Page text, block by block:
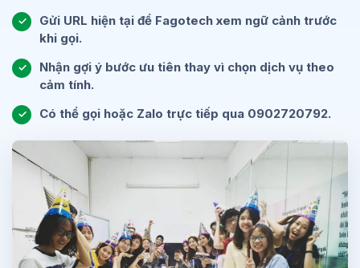
✓
Gửi URL hiện tại để Fagotech xem ngữ cảnh trước
khi gọi.
✓
Nhận gợi ý bước ưu tiên thay vì chọn dịch vụ theo
cảm tính.
✓ Có thể gọi hoặc Zalo trực tiếp qua 0902720792.